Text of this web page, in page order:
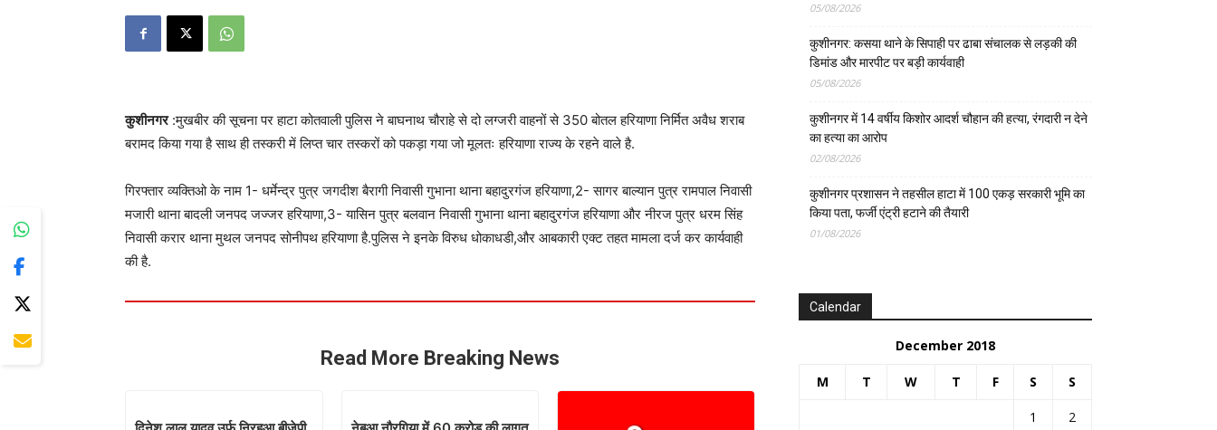
कुशीनगर:मुखबीर की सूचना पर हाटा कोतवाली पुलिस ने बाघनाथ चौराहे से दो लग्जरी वाहनों से 350 बोतल हरियाणा निर्मित अवैध शराब
बरामद किया गया है साथ ही तस्करी में लिप्त चार तस्करों को पकड़ा गया जो मूलतः हरियाणा राज्य के रहने वाले है.
गिरफ्तार व्यक्तिओ के नाम 1- धर्मेन्द्र पुत्र जगदीश बैरागी निवासी गुभाना थाना बहादुरगंज हरियाणा,2- सागर बाल्यान पुत्र रामपाल निवासी
मजारी थाना बादली जनपद जज्जर हरियाणा,3- यासिन पुत्र बलवान निवासी गुभाना थाना बहादुरगंज हरियाणा और नीरज पुत्र धरम सिंह
निवासी करार थाना मुथल जनपद सोनीपथ हरियाणा है.पुलिस ने इनके विरुध धोकाधडी,और आबकारी एक्ट तहत मामला दर्ज कर कार्यवाही
की है.
Read More Breaking News
05/08/2026
कुशीनगर: कसया थाने के सिपाही पर ढाबा संचालक से लड़की की
डिमांड और मारपीट पर बड़ी कार्यवाही
05/08/2026
कुशीनगर में 14 वर्षीय किशोर आदर्श चौहान की हत्या, रंगदारी न देने
का हत्या का आरोप
02/08/2026
कुशीनगर प्रशासन ने तहसील हाटा में 100 एकड़ सरकारी भूमि का
किया पता, फर्जी एंट्री हटाने की तैयारी
01/08/2026
Calendar
December 2018
M T W T F S S
1
2